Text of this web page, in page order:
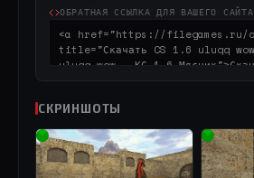
ОБРАТНАЯ ССЫЛКА ДЛЯ ВАШЕГО САЙТА
СКРИНШОТЫ